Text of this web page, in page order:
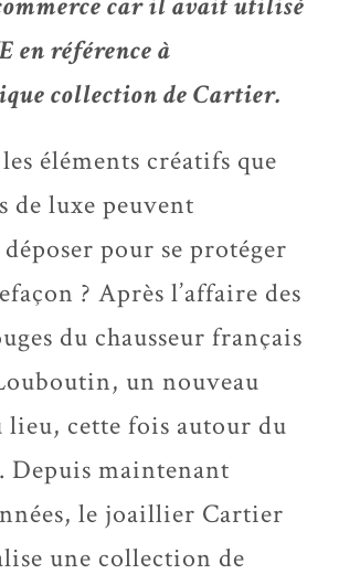
en référence à
collection de Cartier.
éléments créatifs que
de luxe peuvent
pour se protéger
? Après l’affaire des
du chausseur français
un nouveau
lieu, cette fois autour du
Depuis maintenant
le joaillier Cartier
une collection de